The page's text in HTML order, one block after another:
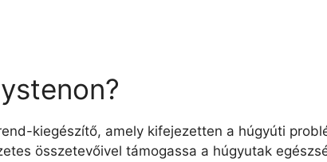
kiegészítő, amely kifejezetten a húgyúti
összetevőivel támogassa a húgyutak